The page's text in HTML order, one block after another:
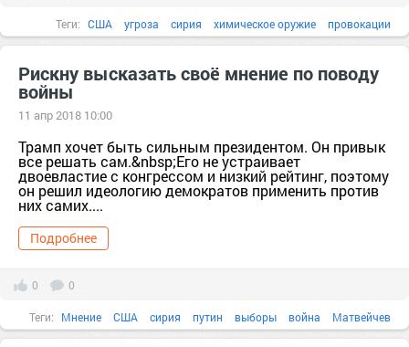
Теги: США угроза сирия химическое оружие провокации
Рискну высказать своё мнение по поводу
войны
11 апр 2018 10:00
Трамп хочет быть сильным президентом. Он привык
все решать сам.&nbsp;Его не устраивает
двоевластие с конгрессом и низкий рейтинг, поэтому
он решил идеологию демократов применить против
них самих....
Подробнее
0 0
Теги: Мнение США сирия путин выборы война Матвейчев